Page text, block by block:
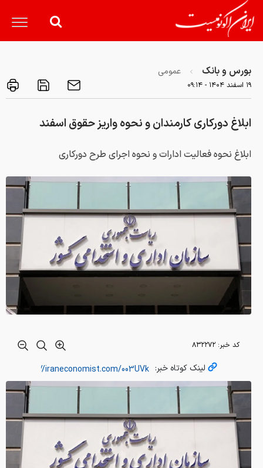
بورس و بانک عمومی
۱۹ اسفند ۱۴۰۴ - ۰۹:۱۴
ابلاغ دورکاری کارمندان و نحوه واریز حقوق اسفند
ابلاغ نحوه فعالیت ادارات و نحوه اجرای طرح دورکاری
کد خبر: ۸۳۲۲۷۲
لینک کوتاه خبر: